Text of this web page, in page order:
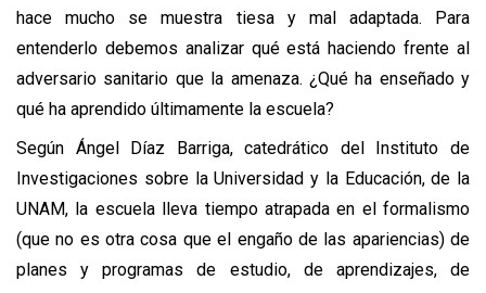
hace mucho se muestra tiesa y mal adaptada. Para
entenderlo debemos analizar qué está haciendo frente al
adversario sanitario que la amenaza. ¿Qué ha enseñado y
qué ha aprendido últimamente la escuela?
Según Ángel Díaz Barriga, catedrático del Instituto de
Investigaciones sobre la Universidad y la Educación, de la
UNAM, la escuela lleva tiempo atrapada en el formalismo
(que no es otra cosa que el engaño de las apariencias) de
planes y programas de estudio, de aprendizajes, de